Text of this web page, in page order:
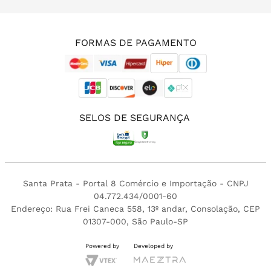
FORMAS DE PAGAMENTO
SELOS DE SEGURANÇA
Santa Prata - Portal 8 Comércio e Importação - CNPJ
04.772.434/0001-60
Endereço: Rua Frei Caneca 558, 13º andar, Consolação, CEP
01307-000, São Paulo-SP
Powered by Developed by